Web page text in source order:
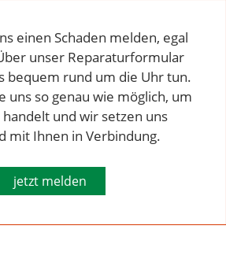
einen Schaden melden, egal
unser Reparaturformular
bequem rund um die Uhr tun.
uns so genau wie möglich, um
handelt und wir setzen uns
mit Ihnen in Verbindung.
jetzt melden